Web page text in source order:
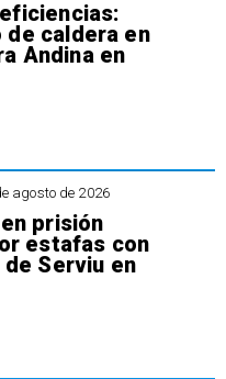
de caldera en
Andina en
agosto de 2026
prisión
estafas con
Serviu en